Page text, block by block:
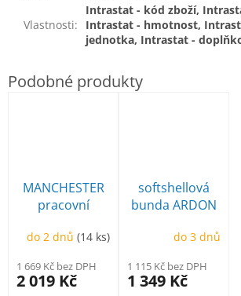
Vlastnosti:
Intrastat - kód zboží,
Intrastat - hmotnost,
jednotka, Intrastat -
MANCHESTER
pracovní
do 2 dnů(14 ks)
1 669 Kč bez DPH
2 019 Kč
softshellová
bunda ARDON
do 3 dnů
1 115 Kč bez DPH
1 349 Kč